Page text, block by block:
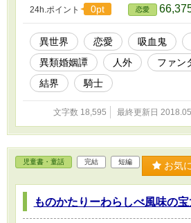
24h.ポイント 0pt 恋愛
異世界 恋愛 吸血鬼
異類婚姻譚
人外 ファン
結界
騎士
文字数 18,595 最終更新日
児童書・童話 完結 短編 お気
ものかたりーわらしべ風味の